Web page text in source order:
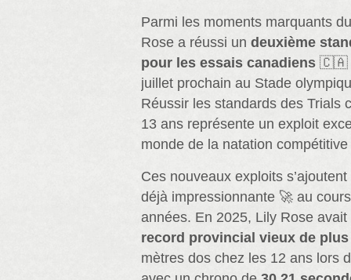
Parmi les moments marquants
Rose a réussi un deuxième
pour les essais canadiens 🇨🇦
juillet prochain au Stade
Réussir les standards des Trials
13 ans représente un exploit
monde de la natation
Ces nouveaux exploits
déjà impressionnante 🚀 au
années. En 2025, Lily Rose
record provincial vieux de plus
mètres dos chez les 12 ans lors